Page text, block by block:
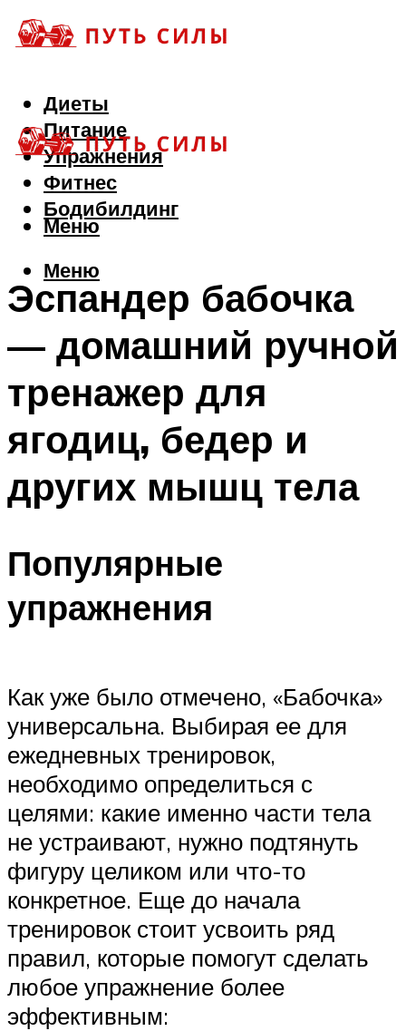
Диеты
Питание
Упражнения
Фитнес
Бодибилдинг
Меню
Меню
Эспандер бабочка
— домашний ручной
тренажер для
ягодиц, бедер и
других мышц тела
Популярные
упражнения
Как уже было отмечено, «Бабочка»
универсальна. Выбирая ее для
ежедневных тренировок,
необходимо определиться с
целями: какие именно части тела
не устраивают, нужно подтянуть
фигуру целиком или что-то
конкретное. Еще до начала
тренировок стоит усвоить ряд
правил, которые помогут сделать
любое упражнение более
эффективным: